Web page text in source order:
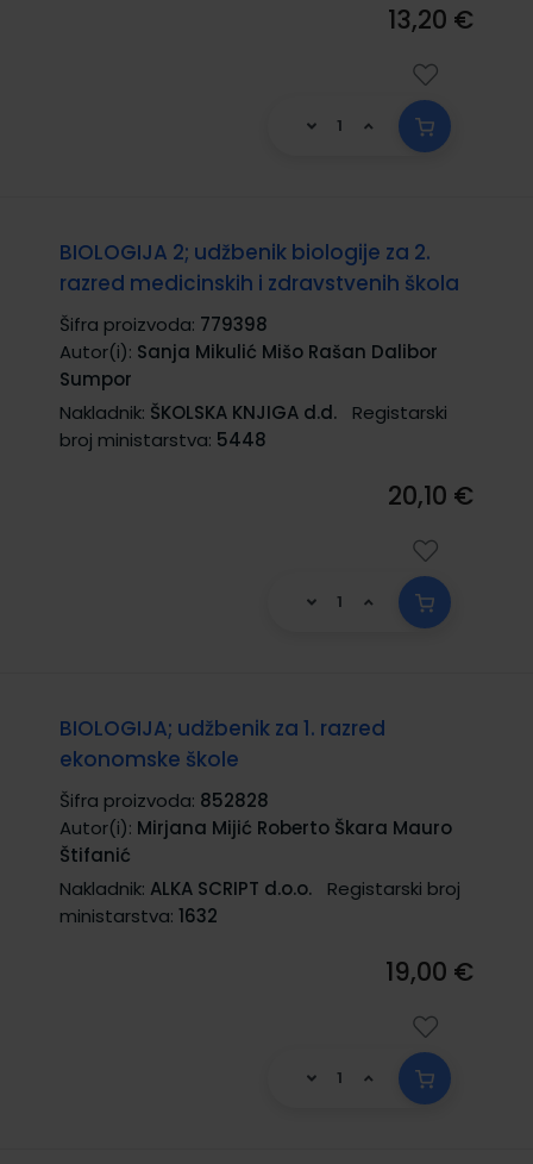
13,20 €
BIOLOGIJA 2; udžbenik biologije za 2.
razred medicinskih i zdravstvenih škola
Šifra proizvoda: 779398
Autor(i): Sanja Mikulić Mišo Rašan Dalibor
Sumpor
Nakladnik: ŠKOLSKA KNJIGA d.d.
Registarski
broj ministarstva: 5448
20,10 €
BIOLOGIJA; udžbenik za 1. razred
ekonomske škole
Šifra proizvoda: 852828
Autor(i): Mirjana Mijić Roberto Škara Mauro
Štifanić
Nakladnik: ALKA SCRIPT d.o.o.
Registarski broj
ministarstva: 1632
19,00 €